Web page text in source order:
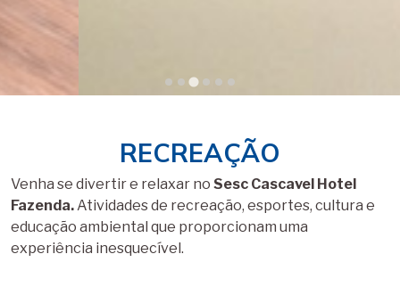
RECREAÇÃO
Venha se divertir e relaxar no Sesc Cascavel Hotel
Fazenda. Atividades de recreação, esportes, cultura e
educação ambiental que proporcionam uma
experiência inesquecível.
Jogos e brincadeiras
Programação noturna
Oficinas criativas
Atividades fitness
Educação ambiental
Sessões de cinema
Práticas esportivas
Recreação na piscina